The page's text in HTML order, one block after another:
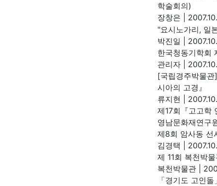
학술회의)
장창은
"요시노가리, 일
박진일
한국청동기학회
관리자
[국립경주박물
시아의 고경』
류지현
제17회『고고학
영남문화재연구
제8회 암사동 선
김경택
제 11회 복천박
복천박물관
「경기도 고인